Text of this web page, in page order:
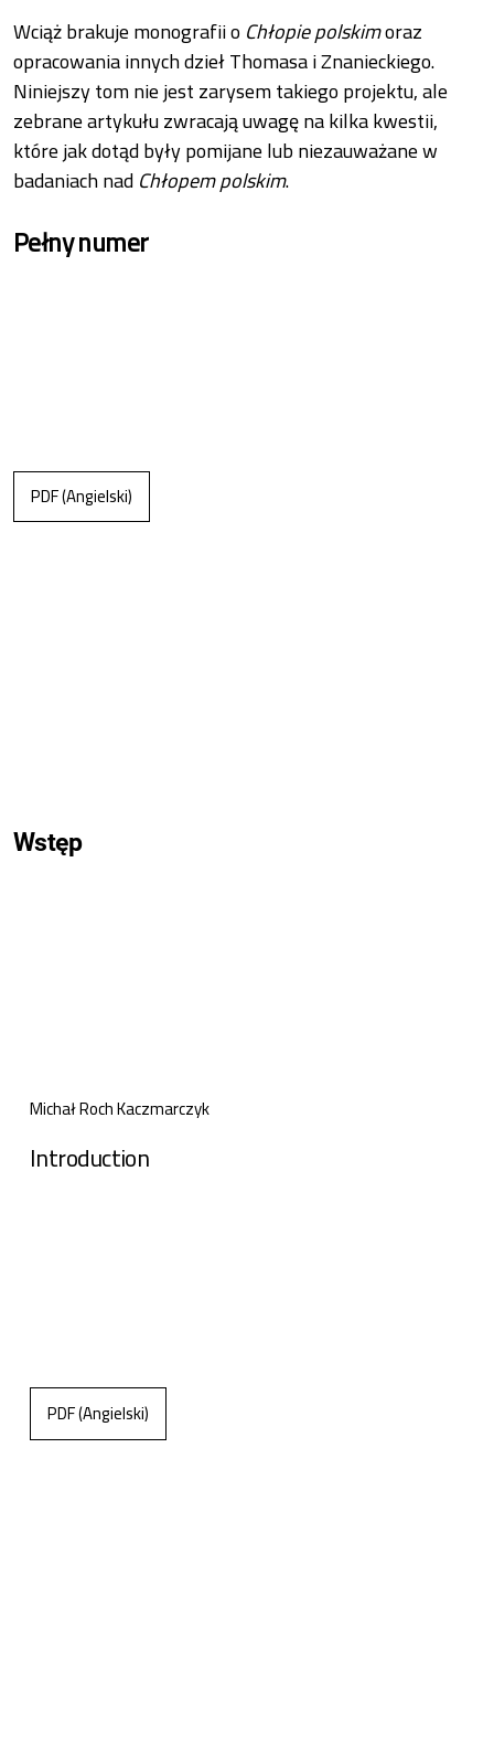
Wciąż brakuje monografii o Chłopie polskimoraz
opracowania innych dzieł Thomasa i Znanieckiego.
Niniejszy tom nie jest zarysem takiego projektu, ale
zebrane artykułu zwracają uwagę na kilka kwestii,
które jak dotąd były pomijane lub niezauważane w
badaniach nadChłopem polskim.
Pełny numer
PDF (Angielski)
Wstęp
Michał Roch Kaczmarczyk
Introduction
PDF (Angielski)